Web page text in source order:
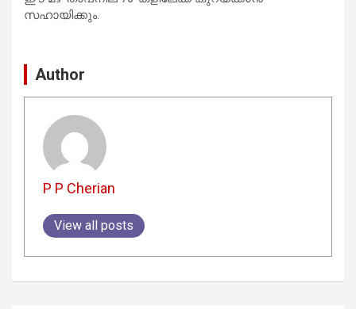
സഹായിക്കും.
Author
P P Cherian
View all posts